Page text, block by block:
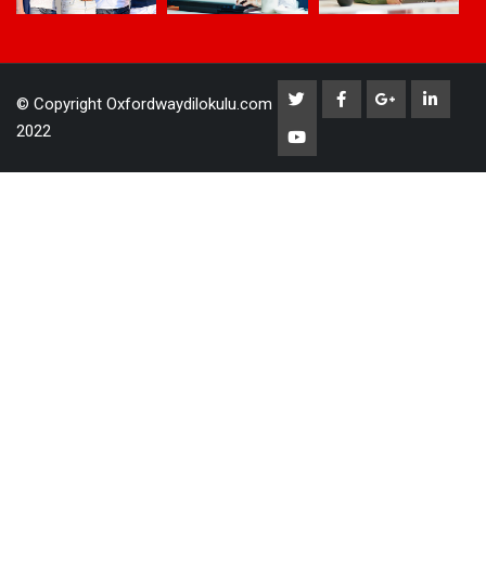
© Copyright Oxfordwaydilokulu.com
2022